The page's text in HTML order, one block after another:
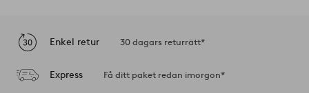
Enkel retur 30 dagars returrätt*
Express Få ditt paket redan imorgon*